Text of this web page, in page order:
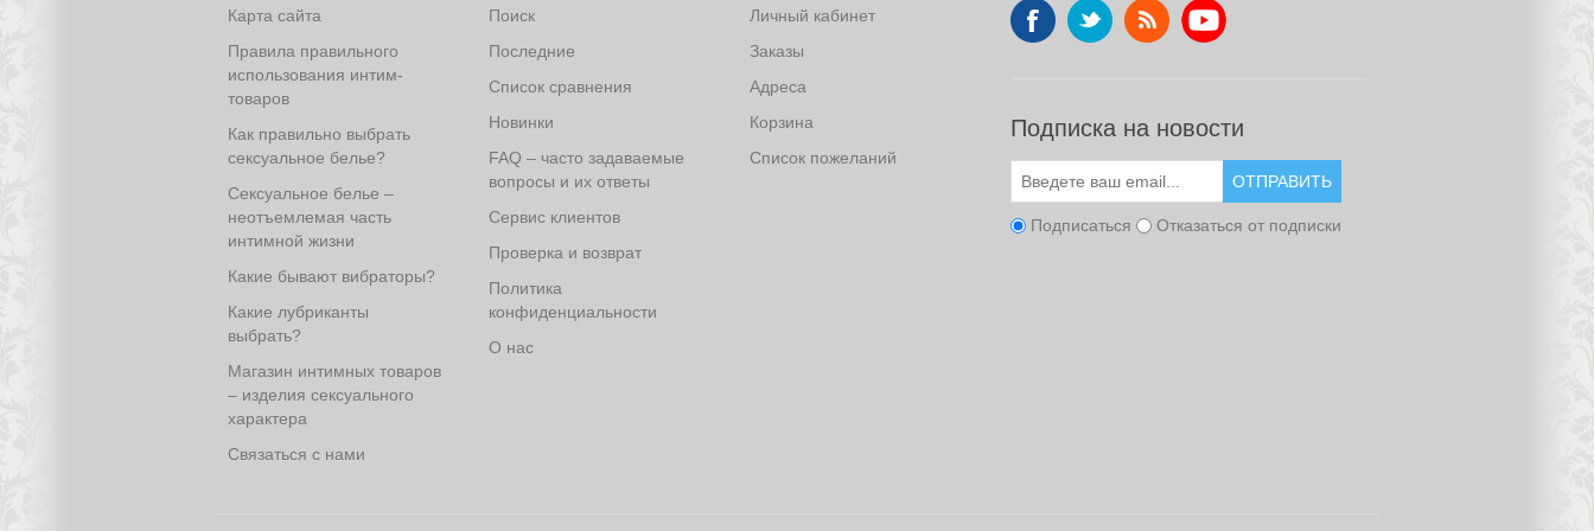
Карта сайта
Правила правильного
использования интим-
товаров
Как правильно выбрать
сексуальное белье?
Сексуальное белье –
неотъемлемая часть
интимной жизни
Какие бывают вибраторы?
Какие лубриканты
выбрать?
Магазин интимных товаров
– изделия сексуального
характера
Связаться с нами
Поиск
Последние
Список сравнения
Новинки
FAQ – часто задаваемые
вопросы и их ответы
Сервис клиентов
Проверка и возврат
Политика
конфиденциальности
О нас
Личный кабинет
Заказы
Адреса
Корзина
Список пожеланий
Подписка на новости
ОТПРАВИТЬ
Подписаться Отказаться от подписки